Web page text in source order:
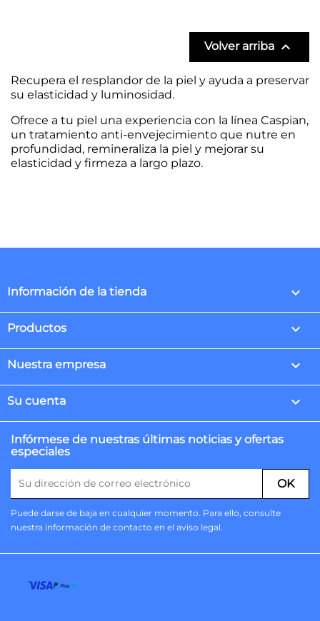
Volver arriba 
Recupera el resplandor de la piel y ayuda a preservar
su elasticidad y luminosidad.
Ofrece a tu piel una experiencia con la línea Caspian,
un tratamiento anti-envejecimiento que nutre en
profundidad, remineraliza la piel y mejorar su
elasticidad y firmeza a largo plazo.
Información de la tienda keyboard_arrow_down
Productos 
Nuestra empresa 
Su cuenta 
Infórmese de nuestras últimas noticias y ofertas
especiales
Puede darse de baja en cualquier momento. Para ello, consulte
nuestra información de contacto en el aviso legal.